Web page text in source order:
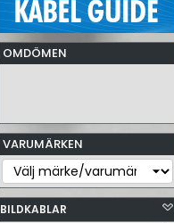
OMDÖMEN
VARUMÄRKEN
BILDKABLAR